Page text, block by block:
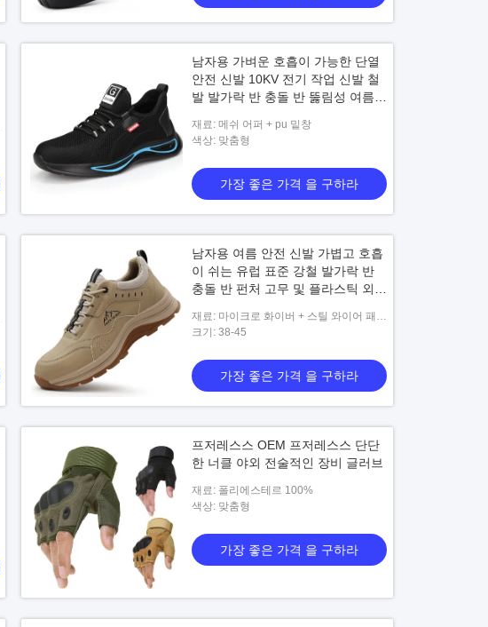
남자용 가벼운 호흡이 가능한 단열
안전 신발 10KV 전기 작업 신발 철
발 발가락 반 충돌 반 뚫림성 여름
재료: 메쉬 어퍼 + pu 밑창
색상: 맞춤형
가장 좋은 가격 을 구하라
남자용 여름 안전 신발 가볍고 호흡
이 쉬는 유럽 표준 강철 발가락 반
충돌 반 펀처 고무 및 플라스틱 외말
재료: 마이크로 화이버 + 스틸 와이어 패브
릭 + Kevlar 미드솔 + 고무 아웃솔
크기: 38-45
가장 좋은 가격 을 구하라
프저레스스 OEM 프저레스스 단단
한 너클 야외 전술적인 장비 글러브
재료: 폴리에스테르 100%
색상: 맞춤형
가장 좋은 가격 을 구하라